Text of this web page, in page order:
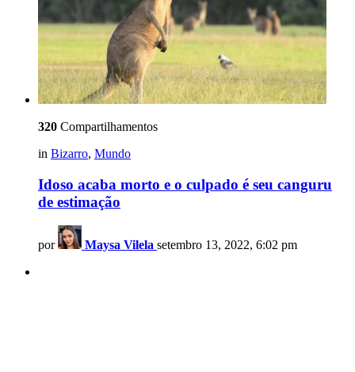
320 Compartilhamentos
in Bizarro, Mundo
Idoso acaba morto e o culpado é seu canguru
de estimação
por Maysa Vilela setembro 13, 2022, 6:02 pm